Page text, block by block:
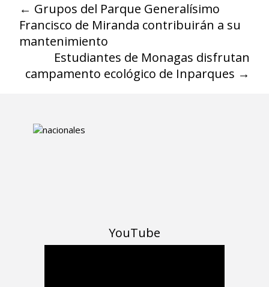
← Grupos del Parque Generalísimo
Francisco de Miranda contribuirán a su
mantenimiento
Estudiantes de Monagas disfrutan
campamento ecológico de Inparques →
YouTube